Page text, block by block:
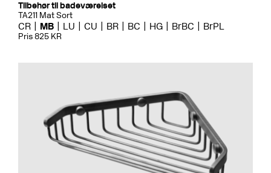
Tilbehør til badeværelset
TA211 Mat Sort
CR MB LU CU BR BC HG BrBC BrPL
Pris 825 KR